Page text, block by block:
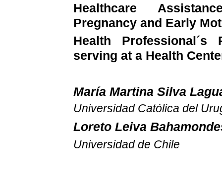
Healthcare
Pregnancy and Early
Health
serving at a Health
María Martina Silva
Universidad Católica del
Loreto Leiva
Universidad de Chile